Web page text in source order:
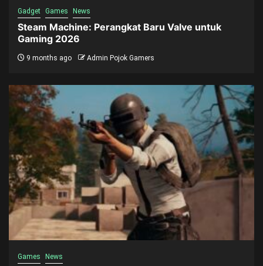
Gadget Games News
Steam Machine: Perangkat Baru Valve untuk
Gaming 2026
9 months ago Admin Pojok Gamers
Games News